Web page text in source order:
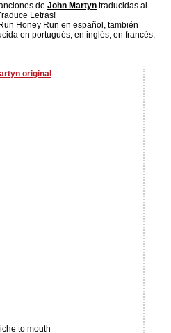
de John Martyn traducidas al
Letras!
Honey Run en español, también
en portugués, en inglés, en francés,
original
to mouth